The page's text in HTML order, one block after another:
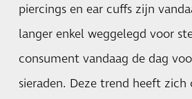
piercings en ear cuffs zijn
langer enkel weggelegd voor
consument vandaag de dag
sieraden. Deze trend heeft